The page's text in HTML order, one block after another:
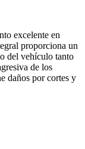
excelente en
proporciona un
del vehículo tanto
de los
daños por cortes y